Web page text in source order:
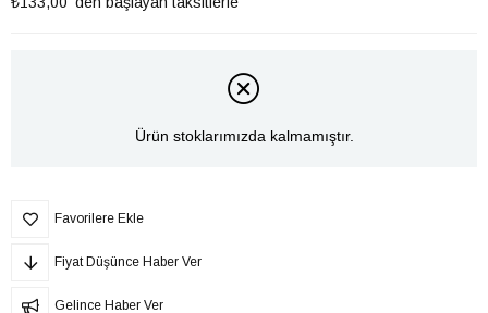
Ürün stoklarımızda kalmamıştır.
Favorilere Ekle
Fiyat Düşünce Haber Ver
Gelince Haber Ver